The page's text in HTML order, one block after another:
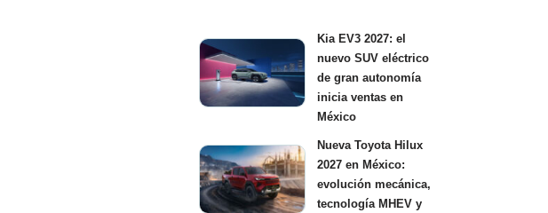
Kia EV3 2027: el
nuevo SUV eléctrico
de gran autonomía
inicia ventas en
México
Nueva Toyota Hilux
2027 en México:
evolución mecánica,
tecnología MHEV y